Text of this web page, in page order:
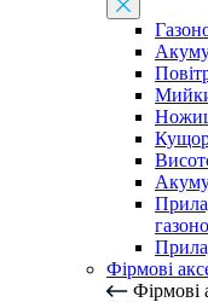
Фірмові
Фірмові